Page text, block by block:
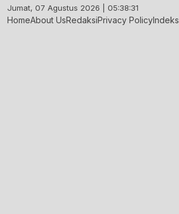
Skip
to
Jumat, 07 Agustus 2026 | 05:38:32
HomeAbout UsRedaksiPrivacy PolicyIndeks